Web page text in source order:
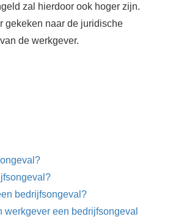
zal hierdoor ook hoger zijn.
gekeken naar de juridische
de werkgever.
bedrijfsongeval?
werkgever een bedrijfsongeval